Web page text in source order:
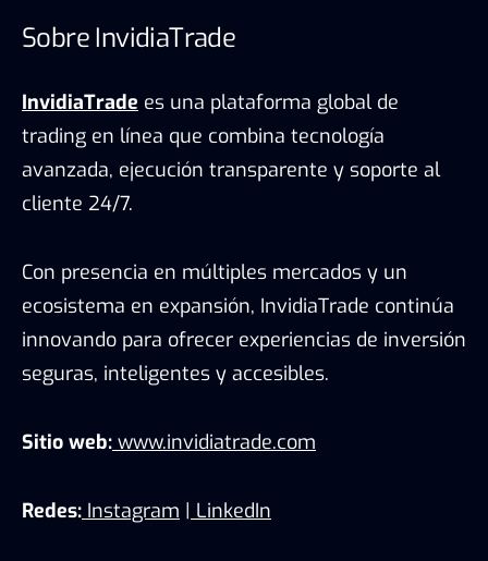
Sobre InvidiaTrade
InvidiaTrade es una plataforma global de
trading en línea que combina tecnología
avanzada, ejecución transparente y soporte al
cliente 24/7.
Con presencia en múltiples mercados y un
ecosistema en expansión, InvidiaTrade continúa
innovando para ofrecer experiencias de inversión
seguras, inteligentes y accesibles.
Sitio web: www.invidiatrade.com
Redes: Instagram | LinkedIn